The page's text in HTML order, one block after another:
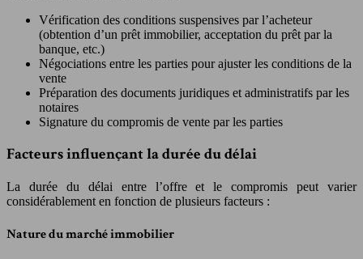
Vérification des conditions suspensives par l’acheteur
(obtention d’un prêt immobilier, acceptation du prêt par la
banque, etc.)
Négociations entre les parties pour ajuster les conditions de la
vente
Préparation des documents juridiques et administratifs par les
notaires
Signature du compromis de vente par les parties
Facteurs influençant la durée du délai
La durée du délai entre l’offre et le compromis peut varier
considérablement en fonction de plusieurs facteurs :
Nature du marché immobilier